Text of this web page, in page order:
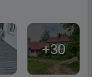
+30